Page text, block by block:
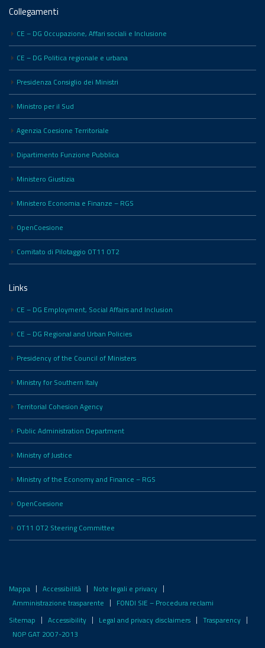
Collegamenti
CE – DG Occupazione, Affari sociali e Inclusione
CE – DG Politica regionale e urbana
Presidenza Consiglio dei Ministri
Ministro per il Sud
Agenzia Coesione Territoriale
Dipartimento Funzione Pubblica
Ministero Giustizia
Ministero Economia e Finanze – RGS
OpenCoesione
Comitato di Pilotaggio OT11 OT2
Links
CE – DG Employment, Social Affairs and Inclusion
CE – DG Regional and Urban Policies
Presidency of the Council of Ministers
Ministry for Southern Italy
Territorial Cohesion Agency
Public Administration Department
Ministry of Justice
Ministry of the Economy and Finance – RGS
OpenCoesione
OT11 OT2 Steering Committee
Mappa Accessibilità
Note legali e privacy
Amministrazione trasparente
FONDI SIE – Procedura reclami
Sitemap
Accessibility Legal and privacy disclaimers
Trasparency
NOP GAT 2007-2013